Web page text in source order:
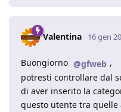
Valentina 16 gen
Buongiorno @gfweb ,
potresti controllare dal
di aver inserito la
questo utente tra quelle